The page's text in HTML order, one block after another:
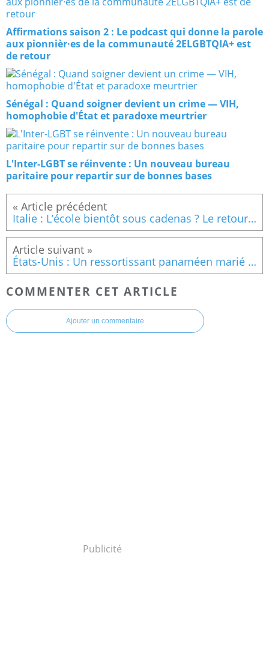
Affirmations saison 2 : Le podcast qui donne la parole
aux pionnièr·es de la communauté 2ELGBTQIA+ est
de retour
Sénégal : Quand soigner devient un crime — VIH,
homophobie d'État et paradoxe meurtrier
L'Inter-LGBT se réinvente : Un nouveau bureau
paritaire pour repartir sur de bonnes bases
Italie : L’école bientôt sous cadenas ? Le retour de l’obscurantisme
États-Unis : Un ressortissant panaméen marié à un citoyen américain placé en détention par l'ICE
COMMENTER CET ARTICLE
Ajouter un commentaire
Publicité